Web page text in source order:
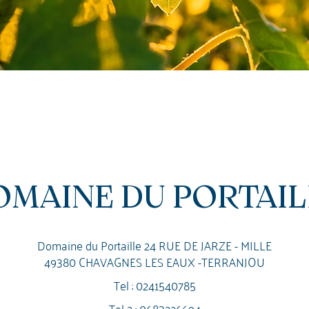
DU
Domaine du Portaille 24 RUE DE JARZE - MILLE
49380 CHAVAGNES LES EAUX -TERRANJOU
Tel :0241540785